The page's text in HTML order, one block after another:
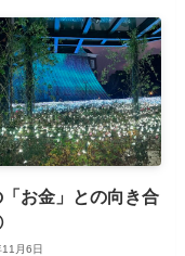
お金」との向き合
月6日